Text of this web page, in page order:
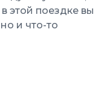
этой поездке вы
и что-то